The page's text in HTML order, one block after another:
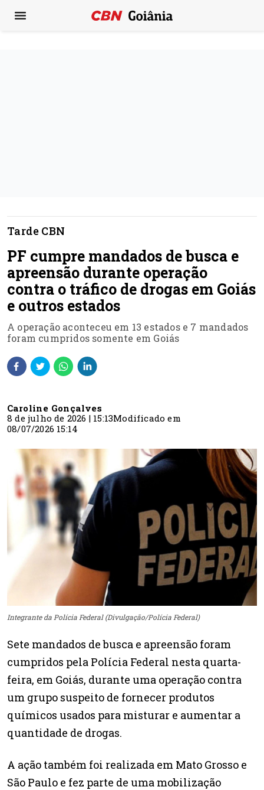
Tarde CBN
PF cumpre mandados de busca e
apreensão durante operação
contra o tráfico de drogas em Goiás
e outros estados
A operação aconteceu em 13 estados e 7 mandados
foram cumpridos somente em Goiás
Caroline Gonçalves
8 de julho de 2026 | 15:13Modificado em
08/07/2026 15:14
Integrante da Polícia Federal (Divulgação/Polícia Federal)
Sete mandados de busca e apreensão foram
cumpridos pela Polícia Federal nesta quarta-
feira, em Goiás, durante uma operação contra
um grupo suspeito de fornecer produtos
químicos usados para misturar e aumentar a
quantidade de drogas.
A ação também foi realizada em Mato Grosso e
São Paulo e fez parte de uma mobilização